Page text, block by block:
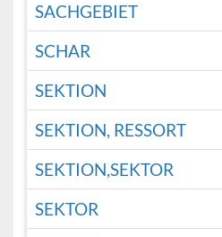
SACHGEBIET
SCHAR
SEKTION
SEKTION, RESSORT
SEKTION,SEKTOR
SEKTOR